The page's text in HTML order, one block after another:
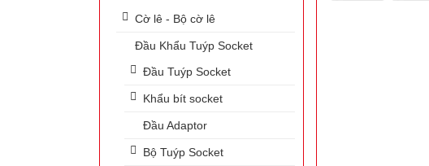
Cờ lê - Bộ cờ lê
Đầu Khẩu Tuýp Socket
Đầu Tuýp Socket
Khẩu bít socket
Đầu Adaptor
Bộ Tuýp Socket